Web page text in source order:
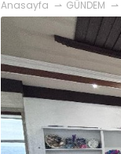
Anasayfa GÜNDEM